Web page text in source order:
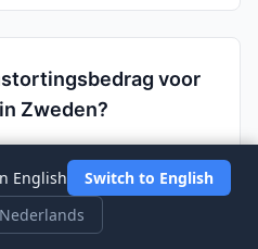
voor
Zweden?
is $0
tot $2000
English
Switch to English